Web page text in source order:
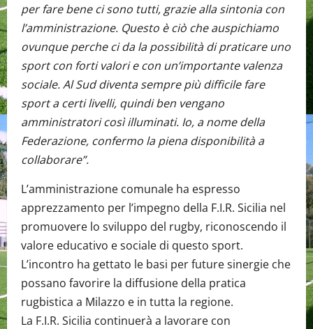
per fare bene ci sono tutti, grazie alla sintonia con
l’amministrazione. Questo è ciò che auspichiamo
ovunque perche ci da la possibilità di praticare uno
sport con forti valori e con un’importante valenza
sociale. Al Sud diventa sempre più difficile fare
sport a certi livelli, quindi ben vengano
amministratori così illuminati. Io, a nome della
Federazione, confermo la piena disponibilità a
collaborare”.
L’amministrazione comunale ha espresso
apprezzamento per l’impegno della F.I.R. Sicilia nel
promuovere lo sviluppo del rugby, riconoscendo il
valore educativo e sociale di questo sport.
L’incontro ha gettato le basi per future sinergie che
possano favorire la diffusione della pratica
rugbistica a Milazzo e in tutta la regione.
La F.I.R. Sicilia continuerà a lavorare con